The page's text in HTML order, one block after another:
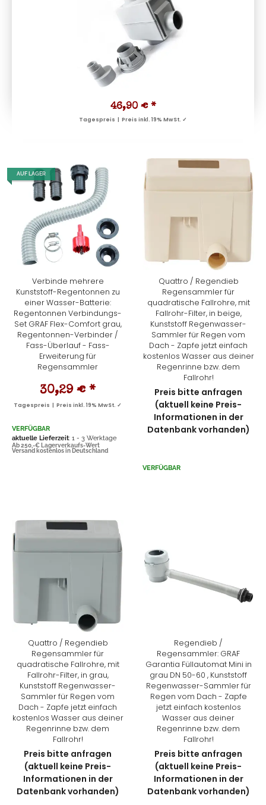
46,90 € *
Tagespreis | Preis inkl. 19% MwSt. ✓
AUF LAGER
Verbinde mehrere
Kunststoff-Regentonnen zu
einer Wasser-Batterie:
Regentonnen Verbindungs-
Set GRAF Flex-Comfort grau,
Regentonnen-Verbinder /
Fass-Überlauf - Fass-
Erweiterung für
Regensammler
30,29 € *
Tagespreis | Preis inkl. 19% MwSt. ✓
VERFÜGBAR
aktuelle Lieferzeit: 1 - 3 Werktage
Ab 250,-€ Lagerverkaufs-Wert
Versand kostenlos in Deutschland
Quattro / Regendieb
Regensammler für
quadratische Fallrohre, mit
Fallrohr-Filter, in beige,
Kunststoff Regenwasser-
Sammler für Regen vom
Dach - Zapfe jetzt einfach
kostenlos Wasser aus deiner
Regenrinne bzw. dem
Fallrohr!
Preis bitte anfragen
(aktuell keine Preis-
Informationen in der
Datenbank vorhanden)
VERFÜGBAR
Quattro / Regendieb
Regensammler für
quadratische Fallrohre, mit
Fallrohr-Filter, in grau,
Kunststoff Regenwasser-
Sammler für Regen vom
Dach - Zapfe jetzt einfach
kostenlos Wasser aus deiner
Regenrinne bzw. dem
Fallrohr!
Preis bitte anfragen
(aktuell keine Preis-
Informationen in der
Datenbank vorhanden)
Regendieb /
Regensammler: GRAF
Garantia Füllautomat Mini in
grau DN 50-60 , Kunststoff
Regenwasser-Sammler für
Regen vom Dach - Zapfe
jetzt einfach kostenlos
Wasser aus deiner
Regenrinne bzw. dem
Fallrohr!
Preis bitte anfragen
(aktuell keine Preis-
Informationen in der
Datenbank vorhanden)